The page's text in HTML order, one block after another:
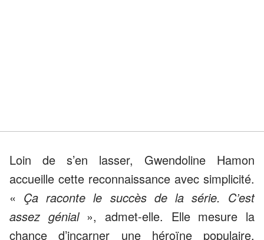
Loin de s’en lasser, Gwendoline Hamon
accueille cette reconnaissance avec simplicité.
« Ça raconte le succès de la série. C’est
assez génial», admet-elle. Elle mesure la
chance d’incarner une héroïne populaire,